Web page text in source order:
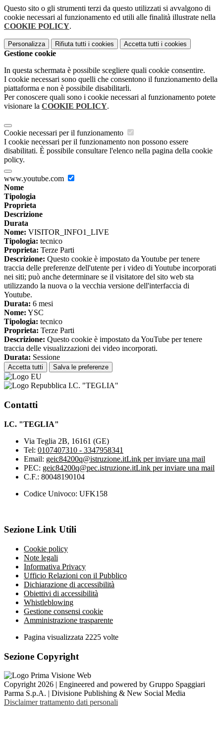
Questo sito o gli strumenti terzi da questo utilizzati si avvalgono di
cookie necessari al funzionamento ed utili alle finalità illustrate nella
COOKIE POLICY.
Personalizza Rifiuta tutti i cookies Accetta tutti i cookies
Gestione cookie
In questa schermata è possibile scegliere quali cookie consentire.
I cookie necessari sono quelli che consentono il funzionamento della
piattaforma e non è possibile disabilitarli.
Per conoscere quali sono i cookie necessari al funzionamento potete
visionare la COOKIE POLICY.
Cookie necessari per il funzionamento
I cookie necessari per il funzionamento non possono essere
disabilitati. È possibile consultare l'elenco nella pagina della cookie
policy.
www.youtube.com
Nome
Tipologia
Proprieta
Descrizione
Durata
Nome: VISITOR_INFO1_LIVE
Tipologia: tecnico
Proprieta: Terze Parti
Descrizione: Questo cookie è impostato da Youtube per tenere
traccia delle preferenze dell'utente per i video di Youtube incorporati
nei siti; può anche determinare se il visitatore del sito web sta
utilizzando la nuova o la vecchia versione dell'interfaccia di
Youtube.
Durata: 6 mesi
Nome: YSC
Tipologia: tecnico
Proprieta: Terze Parti
Descrizione: Questo cookie è impostato da YouTube per tenere
traccia delle visualizzazioni dei video incorporati.
Durata: Sessione
Accetta tutti Salva le preferenze
I.C. "TEGLIA"
Contatti
I.C. "TEGLIA"
Via Teglia 2B, 16161 (GE)
Tel: 0107407310 - 3347958341
Email: geic84200q@istruzione.itLink per inviare una mail
PEC: geic84200q@pec.istruzione.itLink per inviare una mail
C.F.: 80048190104
Codice Univoco: UFK158
Sezione Link Utili
Cookie policy
Note legali
Informativa Privacy
Ufficio Relazioni con il Pubblico
Dichiarazione di accessibilità
Obiettivi di accessibilità
Whistleblowing
Gestione consensi cookie
Amministrazione trasparente
Pagina visualizzata 2225 volte
Sezione Copyright
Copyright 2026 | Engineered and powered by Gruppo Spaggiari
Parma S.p.A. | Divisione Publishing & New Social Media
Disclaimer trattamento dati personali